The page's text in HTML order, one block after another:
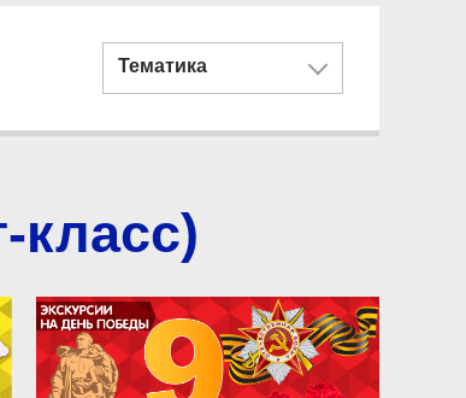
Тематика
класс)